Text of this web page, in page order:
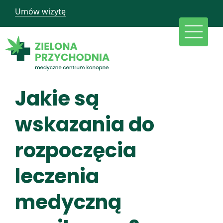
Umów wizytę
Jakie są
wskazania do
rozpoczęcia
leczenia
medyczną